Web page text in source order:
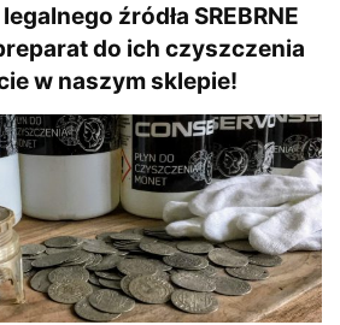
źródła SREBRNE
do ich czyszczenia
w naszym sklepie!